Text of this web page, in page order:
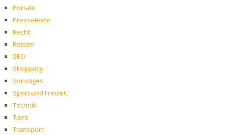
Portale
Pressetexte
Recht
Reisen
SEO
Shopping
Sonstiges
Sport und Freizeit
Technik
Tiere
Transport